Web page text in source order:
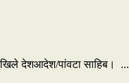
देशआदेश/पांवटा साहिब। ...